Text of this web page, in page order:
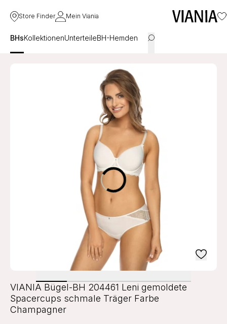
Store Finder Mein Viania
BHsKollektionenUnterteileBH-Hemden
VIANIA Bügel-BH 204461 Leni gemoldete
Spacercups schmale Träger Farbe
Champagner